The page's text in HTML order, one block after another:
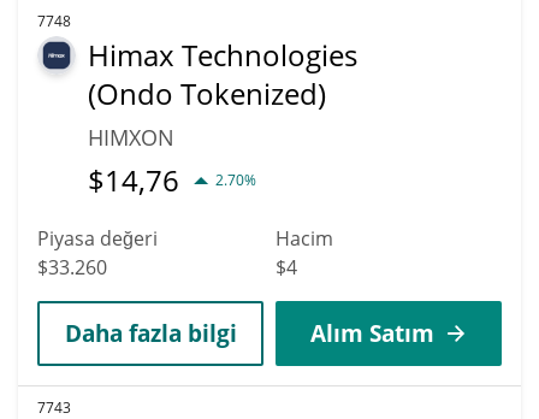
7748
Himax Technologies
(Ondo Tokenized)
HIMXON
$14,76 2.70%
Piyasa değeri
$33.260
Hacim
$4
Daha fazla bilgi Alım Satım
7743